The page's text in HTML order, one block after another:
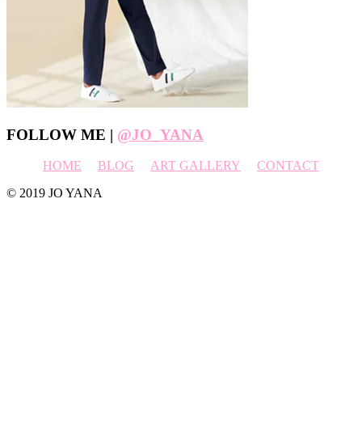
Footer
FOLLOW ME | @JO_YANA
HOME BLOG ART GALLERY
CONTACT
© 2019 JO YANA